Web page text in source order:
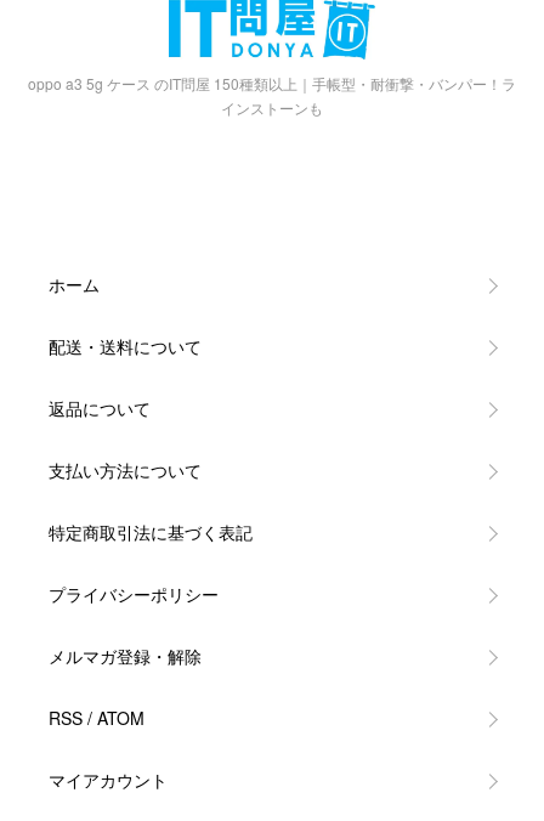
oppo a3 5g ケース のIT問屋 150種類以上｜手帳型・耐衝撃・バンパー！ラ
インストーンも
ホーム
配送・送料について
返品について
支払い方法について
特定商取引法に基づく表記
プライバシーポリシー
メルマガ登録・解除
RSS / ATOM
マイアカウント